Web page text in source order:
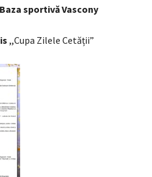
sportivă Vascony
,,Cupa Zilele Cetății”